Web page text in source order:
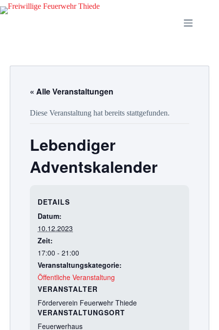
Zum
Inhalt
« Alle Veranstaltungen
Diese Veranstaltung hat bereits stattgefunden.
Lebendiger
Adventskalender
DETAILS
Datum:
10.12.2023
Zeit:
17:00 - 21:00
Veranstaltungskategorie:
Öffentliche Veranstaltung
VERANSTALTUNGSORT
Feuerwerhaus
VERANSTALTER
Förderverein Feuerwehr Thiede